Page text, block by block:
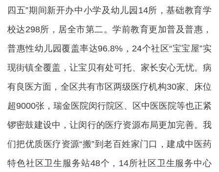
四五”期间新开办中小学及幼儿园14所，基础教育学
校达298所，居全市第二。学前教育更加普及普惠，
普惠性幼儿园覆盖率达96.8%，24个社区“宝宝屋”实
现街镇全覆盖，让宝贝有处可托、家长安心无忧。病
有良医方面，全区共有市区两级医疗机构30家、床位
超9000张，瑞金医院闵行院区、区中医医院等也正紧
锣密鼓建设中，让闵行的医疗资源布局更加完善。我
们把优质医疗资源“搬”到老百姓家门口，建成中医药
特色社区卫生服务站48个，14所社区卫生服务中心